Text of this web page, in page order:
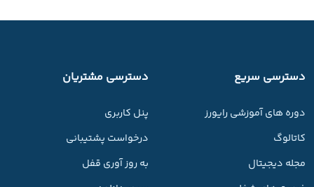
دسترسی سریع
دوره های آموزشی رایورز
کاتالوگ
مجله دیجیتال
دسترسی مشتریان
پنل کاربری
درخواست پشتیبانی
به روز آوری قفل